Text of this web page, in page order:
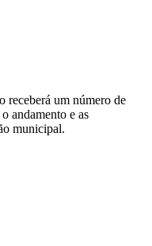
receberá um número de
andamento e as
municipal.